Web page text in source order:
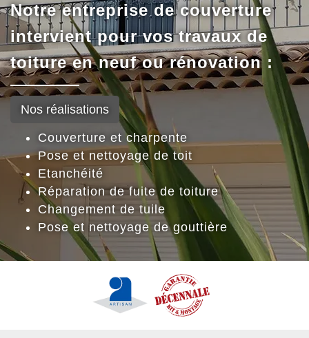
Notre entreprise de couverture
intervient pour vos travaux de
toiture en neuf ou rénovation :
Nos réalisations
Couverture et charpente
Pose et nettoyage de toit
Etanchéité
Réparation de fuite de toiture
Changement de tuile
Pose et nettoyage de gouttière